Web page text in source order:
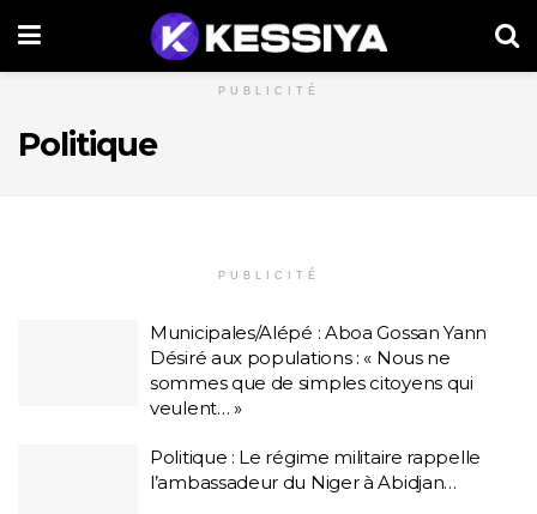
PUBLICITÉ
Politique
PUBLICITÉ
Municipales/Alépé : Aboa Gossan Yann
Désiré aux populations : « Nous ne
sommes que de simples citoyens qui
veulent… »
Politique : Le régime militaire rappelle
l’ambassadeur du Niger à Abidjan…